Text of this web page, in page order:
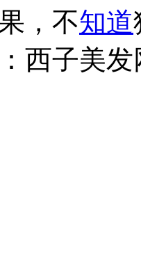
，不知道
西子美发